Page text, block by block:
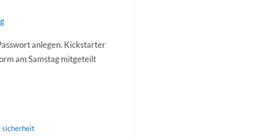
anlegen. Kickstarter
am Samstag mitgeteilt
sicherheit